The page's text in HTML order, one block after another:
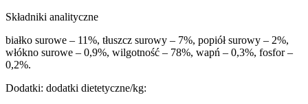
Składniki analityczne
białko surowe – 11%, tłuszcz surowy – 7%, popiół surowy – 2%,
włókno surowe – 0,9%, wilgotność – 78%, wapń – 0,3%, fosfor –
0,2%.
Dodatki: dodatki dietetyczne/kg: